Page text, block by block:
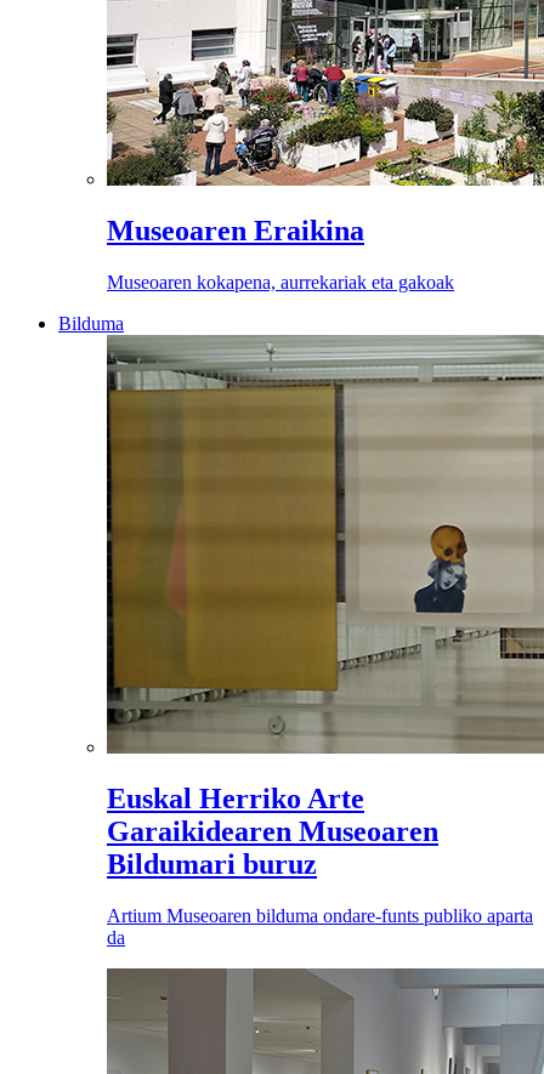
Museoaren Eraikina
Museoaren kokapena, aurrekariak eta gakoak
Bilduma
Euskal Herriko Arte
Garaikidearen Museoaren
Bildumari buruz
Artium Museoaren bilduma ondare-funts publiko aparta
da